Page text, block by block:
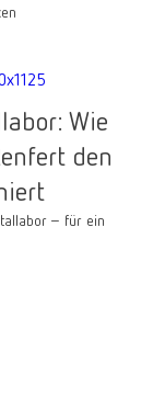
Wie
den
– für ein